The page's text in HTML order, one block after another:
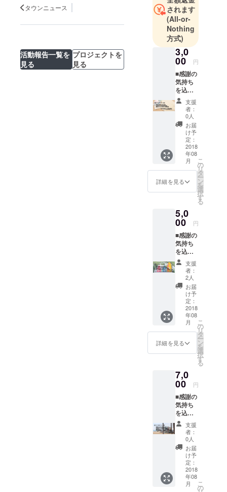
タウンニュース
活動報告一覧を
見る
プロジェクトを
見る
き、独学で
半年間プロ
グラミング
を学び、よ
うやく今年
の夏にサー
フ文庫とい
う名称にて
サービスを
リリースし
されます
(All-or-
Nothing
方式)
3,0
00 円
■感謝の
気持ち
を込め
たお礼
の手紙
■公式サ
イトへ
のお名
前の掲
載 ■限
定オン
ライン
サロン
への参
加権利
※公式サ
のお名
前の掲
載に関
して、
Campfi
reに登
録の名
前以外
のもの
を希望
する方
は、応
援の際
に備考
欄に記
載希望
の名称
支援
者：
0人
お届
け予
定：
2018
年08
月
詳細を見る
こ
の
リ
タ
ー
ン
を
選
択
す
る
5,0
00 円
■感謝の
気持ち
を込め
たお礼
の手紙
■公式サ
イトへ
のお名
前の掲
載 ■限
定オン
ライン
サロン
への参
加権利
■サーフ
通し
て、
サー
フ・
SUP
ボード
のレン
タル券
(1回) ※
公式サ
イトへ
のお名
前の掲
載に関
して、
支援
者：
2人
お届
け予
定：
2018
年08
月
詳細を見る
こ
の
リ
タ
ー
ン
を
選
択
す
る
7,0
00 円
■感謝の
気持ち
を込め
たお礼
の手紙
■公式サ
イトへ
のお名
前の掲
載 ■限
定オン
ライン
支援
者：
0人
お届
け予
定：
2018
年08
月
こ
の